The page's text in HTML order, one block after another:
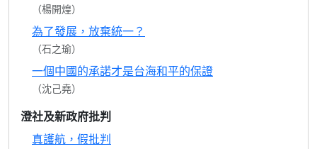
（楊開煌）
為了發展，放棄統一？
（石之瑜）
一個中國的承諾才是台海和平的保證
（沈己堯）
澄社及新政府批判
真護航，假批判